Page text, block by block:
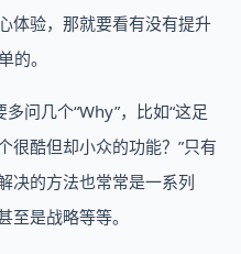
体验，那就要看有没有提升
的。
问几个“Why”，比如“这足
很酷但却小众的功能？”只有
决的方法也常常是一系列
至是战略等等。